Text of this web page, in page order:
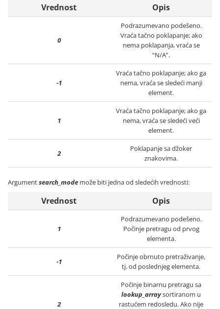
Vrednost Opis
0
Podrazumevano podešeno.
Vraća tačno poklapanje; ako
nema poklapanja, vraća se
“N/A”.
-1
Vraća tačno poklapanje; ako ga
nema, vraća se sledeći manji
element.
1
Vraća tačno poklapanje; ako ga
nema, vraća se sledeći veći
element.
2
Poklapanje sa džoker
znakovima.
Argumentsearch_mode može biti jedna od sledećih vrednosti:
Vrednost Opis
1
Podrazumevano podešeno.
Počinje pretragu od prvog
elementa.
-1
Počinje obrnuto pretraživanje,
tj. od poslednjeg elementa.
2
Počinje binarnu pretragu sa
lookup_arraysortiranom u
rastućem redosledu. Ako nije